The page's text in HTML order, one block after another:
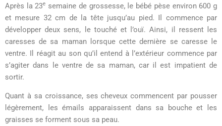
Après la 23e semaine de grossesse, le bébé pèse environ 600 g
et mesure 32 cm de la tête jusqu’au pied. Il commence par
développer deux sens, le touché et l’ouï. Ainsi, il ressent les
caresses de sa maman lorsque cette dernière se caresse le
ventre. Il réagit au son qu’il entend à l’extérieur commence par
s’agiter dans le ventre de sa maman, car il est impatient de
sortir.
Quant à sa croissance, ses cheveux commencent par pousser
légèrement, les émails apparaissent dans sa bouche et les
graisses se forment sous sa peau.